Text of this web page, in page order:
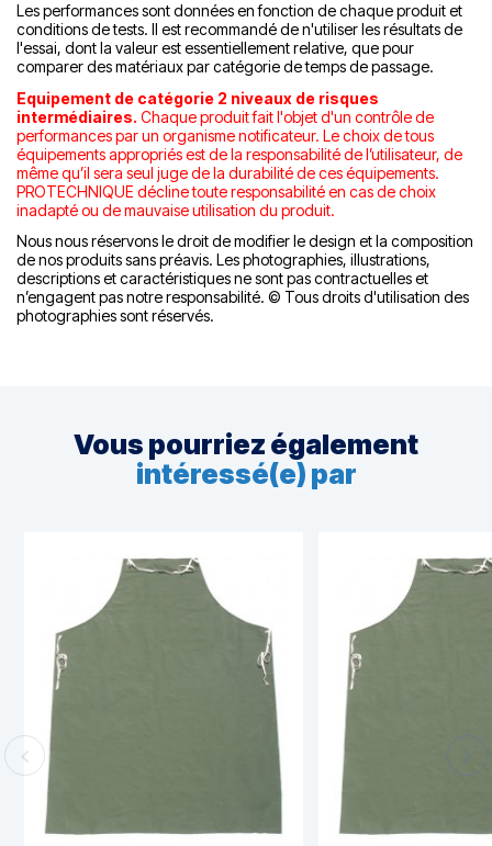
Les performances sont données en fonction de chaque produit et
conditions de tests. Il est recommandé de n'utiliser les résultats de
l'essai, dont la valeur est essentiellement relative, que pour
comparer des matériaux par catégorie de temps de passage.
Equipement de catégorie 2 niveaux de risques
intermédiaires. Chaque produit fait l'objet d'un contrôle de
performances par un organisme notificateur. Le choix de tous
équipements appropriés est de la responsabilité de l’utilisateur, de
même qu’il sera seul juge de la durabilité de ces équipements.
PROTECHNIQUE décline toute responsabilité en cas de choix
inadapté ou de mauvaise utilisation du produit.
Nous nous réservons le droit de modifier le design et la composition
de nos produits sans préavis. Les photographies, illustrations,
descriptions et caractéristiques ne sont pas contractuelles et
n’engagent pas notre responsabilité. © Tous droits d'utilisation des
photographies sont réservés.
Vous pourriez également
intéressé(e) par